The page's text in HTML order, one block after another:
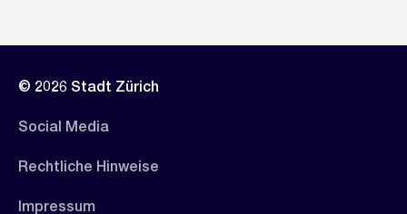
© 2026 Stadt Zürich
Social Media
Rechtliche Hinweise
Impressum